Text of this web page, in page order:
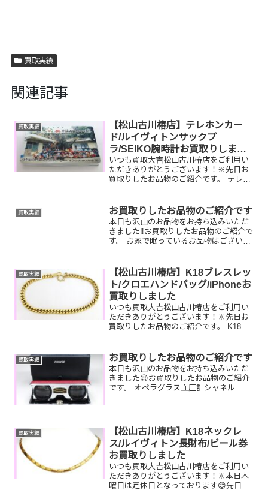
買取実績
関連記事
買取実績
【松山古川椿店】テレホンカー
ド/ルイヴィトンサックプ
ラ/SEIKO腕時計お買取りしまし
た
いつも買取大吉松山古川椿店をご利用い
ただきありがとうございます！🔆先日お
買取りしたお品物のご紹介です。 テレホ
はございませんか？ぜひ買取大吉松山古
川椿店にお査定させてく...
買取実績 お買取りしたお品物のご紹介です
本日も沢山のお品物をお持ち込みいただ
きました‼️お買取りしたお品物のご紹介で
す。 お家で眠っているお品物はございま
様のお越しを心よりお待ちしておりま
す！
買取実績
【松山古川椿店】K18ブレスレッ
ト/クロエハンドバッグ/iPhoneお
買取りしました
いつも買取大吉松山古川椿店をご利用い
ただきありがとうございます！🔆先日お
買取りしたお品物のご紹介です。 K18ブ
いませんか？ぜひ買取大吉松山古川椿店
にお査定させてくだ...
買取実績 お買取りしたお品物のご紹介です
本日も沢山のお品物をお持ち込みいただ
きました😉お買取りしたお品物のご紹介
です。 オペラグラス血圧計シャネル 財
おります！丁寧に一点一...
買取実績
【松山古川椿店】K18ネックレ
ス/ルイヴィトン長財布/ビール券
お買取りしました
いつも買取大吉松山古川椿店をご利用い
ただきありがとうございます！🔆本日木
曜日は定休日となっております😌先日お